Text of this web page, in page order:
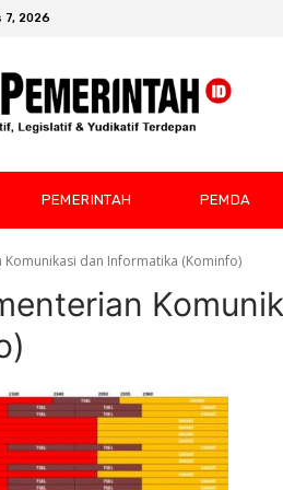
2026
PEMERINTAH PEMDA
Komunikasi dan Informatika (Kominfo)